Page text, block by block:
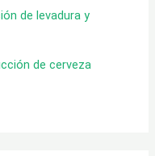
de levadura y
de cerveza